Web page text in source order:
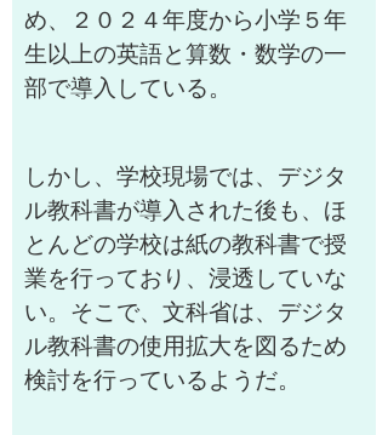
め、２０２４年度から小学５年
生以上の英語と算数・数学の一
部で導入している。
しかし、学校現場では、デジタ
ル教科書が導入された後も、ほ
とんどの学校は紙の教科書で授
業を行っており、浸透していな
い。そこで、文科省は、デジタ
ル教科書の使用拡大を図るため
検討を行っているようだ。